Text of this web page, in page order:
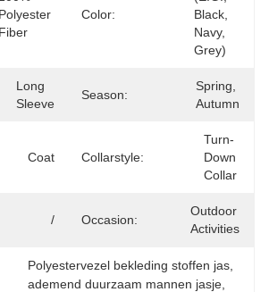
Polyester
Fiber
Color:
Black,
Navy,
Grey)
Long
Sleeve
Season:
Spring,
Autumn
Coat Collarstyle:
Turn-
Down
Collar
/ Occasion:
Outdoor
Activities
Polyestervezel bekleding stoffen jas
ademend duurzaam mannen jasje